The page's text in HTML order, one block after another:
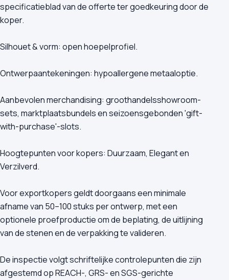
specificatieblad van de offerte ter goedkeuring door de
koper.
Silhouet & vorm: open hoepelprofiel.
Ontwerpaantekeningen: hypoallergene metaaloptie.
Aanbevolen merchandising: groothandelsshowroom-
sets, marktplaatsbundels en seizoensgebonden 'gift-
with-purchase'-slots.
Hoogtepunten voor kopers: Duurzaam, Elegant en
Verzilverd.
Voor exportkopers geldt doorgaans een minimale
afname van 50–100 stuks per ontwerp, met een
optionele proefproductie om de beplating, de uitlijning
van de stenen en de verpakking te valideren.
De inspectie volgt schriftelijke controlepunten die zijn
afgestemd op REACH-, GRS- en SGS-gerichte